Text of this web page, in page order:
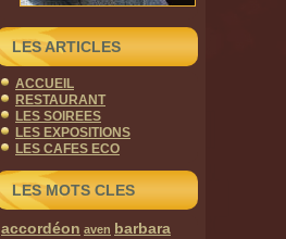
LES ARTICLES
ACCUEIL
RESTAURANT
LES SOIREES
LES EXPOSITIONS
LES CAFES ECO
LES MOTS CLES
accordéon aven barbara